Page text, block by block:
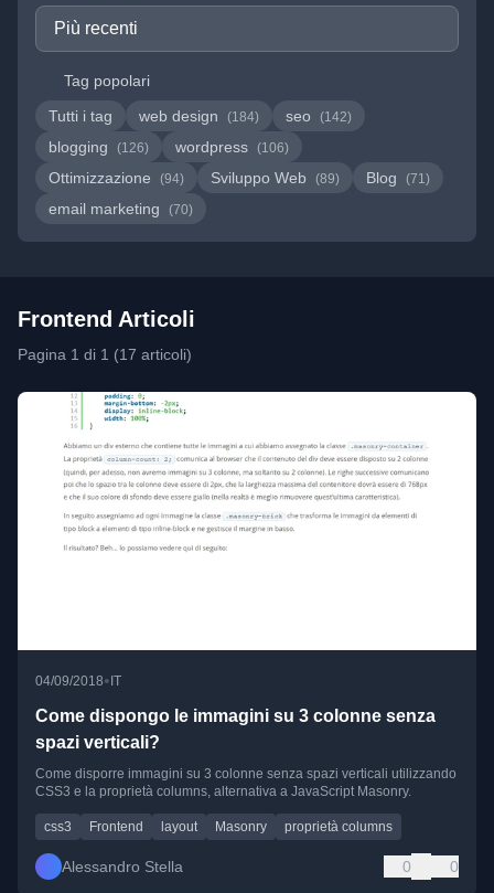
Tag popolari
Tutti i tag
web design (184) seo (142)
blogging (126) wordpress (106)
Ottimizzazione (94) Sviluppo Web (89) Blog (71)
email marketing (70)
Frontend Articoli
Pagina 1 di 1 (17 articoli)
04/09/2018• IT
Come dispongo le immagini su 3 colonne senza
spazi verticali?
Come disporre immagini su 3 colonne senza spazi verticali utilizzando
CSS3 e la proprietà columns, alternativa a JavaScript Masonry.
css3 Frontend layout Masonry proprietà columns
Alessandro Stella 0 0